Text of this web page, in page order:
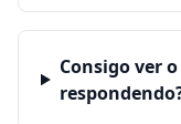
Consigo ver